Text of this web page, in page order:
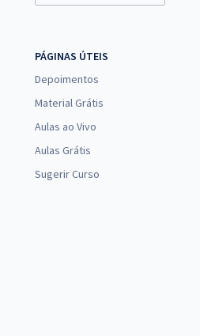
Orçamento e Finanças – Subárea:
à vista
R$ 87,98 (-20%)
Gestão de Pessoas – Subárea:
de Pessoas
PÁGINAS ÚTEIS
Depoimentos
Material Grátis
Aulas ao Vivo
Aulas Grátis
Sugerir Curso